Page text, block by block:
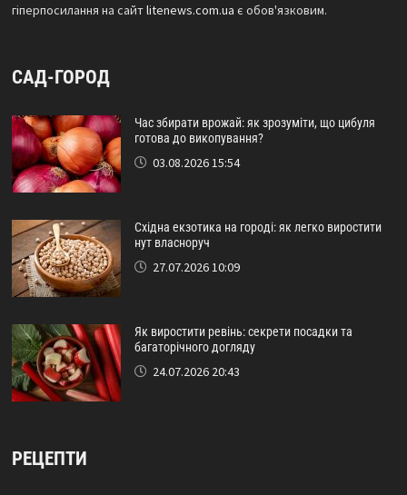
гіперпосилання на сайтlitenews.com.ua є обов'язковим.
САД-ГОРОД
Час збирати врожай: як зрозуміти, що цибуля
готова до викопування?
03.08.2026 15:54
Східна екзотика на городі: як легко виростити
нут власноруч
27.07.2026 10:09
Як виростити ревінь: секрети посадки та
багаторічного догляду
24.07.2026 20:43
РЕЦЕПТИ